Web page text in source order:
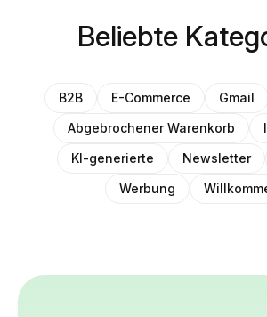
Beliebte
B2B E-Commerce Gmail
Abgebrochener Warenkorb
KI-generierte
Newsletter
Werbung